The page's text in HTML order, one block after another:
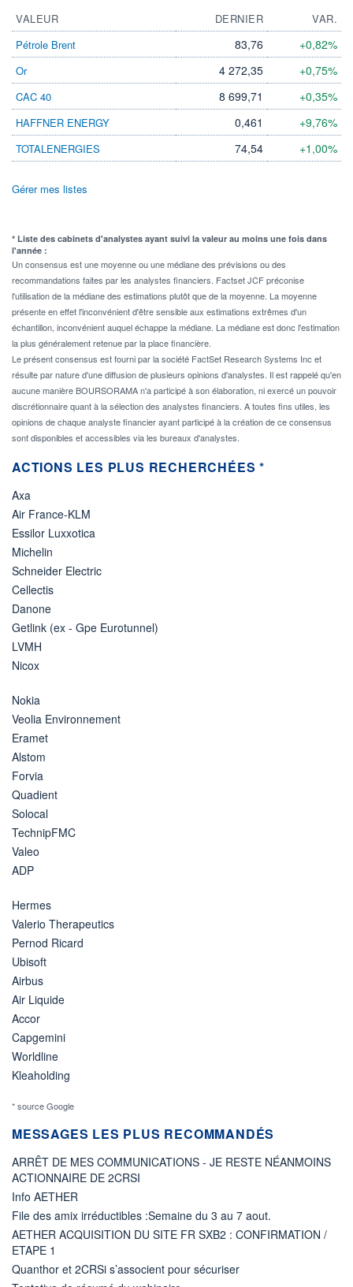
VALEUR DERNIER
VAR.
Pétrole Brent
83,76 +0,82%
Or 4 272,35 +0,75%
CAC 40 8 699,71 +0,35%
HAFFNER ENERGY 0,461 +9,76%
TOTALENERGIES 74,54 +1,00%
Gérer mes listes
* Liste des cabinets d'analystes ayant suivi la valeur au moins une fois dans
l'année :
Un consensus est une moyenne ou une médiane des prévisions ou des
recommandations faites par les analystes financiers. Factset JCF préconise
l'utilisation de la médiane des estimations plutôt que de la moyenne. La moyenne
présente en effet l'inconvénient d'être sensible aux estimations extrêmes d'un
échantillon, inconvénient auquel échappe la médiane. La médiane est donc l'estimation
la plus généralement retenue par la place financière.
Le présent consensus est fourni par la société FactSet Research Systems Inc et
résulte par nature d'une diffusion de plusieurs opinions d'analystes. Il est rappelé qu'en
aucune manière BOURSORAMA n'a participé à son élaboration, ni exercé un pouvoir
discrétionnaire quant à la sélection des analystes financiers. A toutes fins utiles, les
opinions de chaque analyste financier ayant participé à la création de ce consensus
sont disponibles et accessibles via les bureaux d'analystes.
ACTIONS LES PLUS RECHERCHÉES *
Axa
Air France-KLM
Essilor Luxxotica
Michelin
Schneider Electric
Cellectis
Danone
Getlink (ex - Gpe Eurotunnel)
LVMH
Nicox
Nokia
Veolia Environnement
Eramet
Alstom
Forvia
Quadient
Solocal
TechnipFMC
Valeo
ADP
Hermes
Valerio Therapeutics
Pernod Ricard
Ubisoft
Airbus
Air Liquide
Accor
Capgemini
Worldline
Kleaholding
* source Google
MESSAGES LES PLUS RECOMMANDÉS
ARRÊT DE MES COMMUNICATIONS - JE RESTE NÉANMOINS
ACTIONNAIRE DE 2CRSI
Info AETHER
File des amix irréductibles :Semaine du 3 au 7 aout.
AETHER ACQUISITION DU SITE FR SXB2 : CONFIRMATION /
ETAPE 1
Quanthor et 2CRSi s’associent pour sécuriser